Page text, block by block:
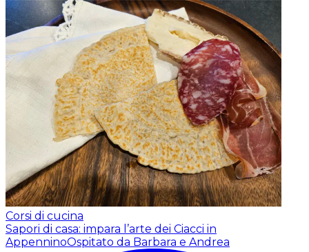
Corsi di cucina
Sapori di casa: impara l’arte dei Ciacci in
AppenninoOspitato da Barbara e Andrea